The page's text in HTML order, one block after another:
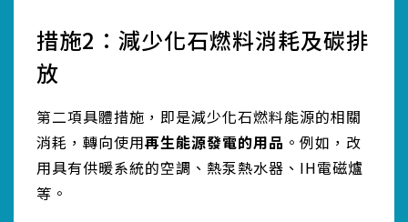
措施2：減少化石燃料消耗及碳排
放
第二項具體措施，即是減少化石燃料能源的相關
消耗，轉向使用再生能源發電的用品 。例如，改
用具有供暖系統的空調、熱泵熱水器、IH電磁爐
等。